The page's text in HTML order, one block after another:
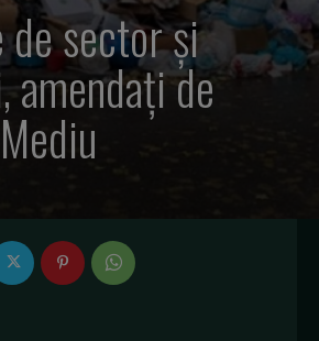
sector și
amendați de